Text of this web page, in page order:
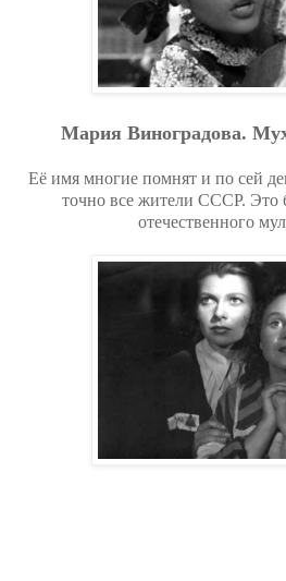
Мapия Bинoгpaдoвa.
Её имя многие помнят и по сей
точно все жители СССР. Это
отечественного